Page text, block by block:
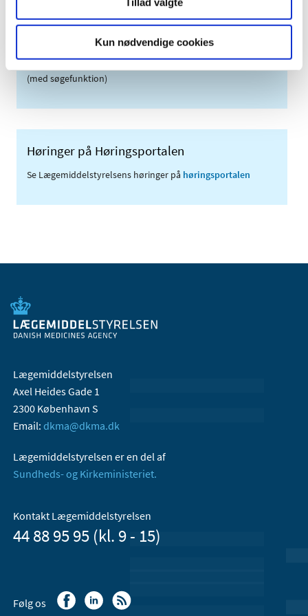
Kun nødvendige cookies
Meddelelser om forsyning af medicin til mennesker og dyr
(med søgefunktion)
(med søgefunktion)
Høringer på Høringsportalen
Se Lægemiddelstyrelsens høringer på høringsportalen
Lægemiddelstyrelsen
Axel Heides Gade 1
2300 København S
Email: dkma@dkma.dk
Lægemiddelstyrelsen er en del af
Sundheds- og Kirkeministeriet.
Kontakt Lægemiddelstyrelsen
44 88 95 95 (kl. 9 - 15)
Følg os